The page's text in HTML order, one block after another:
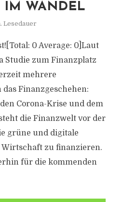
IM WANDEL
Lesedauer
0 Average: 0]Laut
Studie zum Finanzplatz
mehrere
Finanzgeschehen:
Corona-Krise und dem
die Finanzwelt vor der
grüne und digitale
zu finanzieren.
für die kommenden